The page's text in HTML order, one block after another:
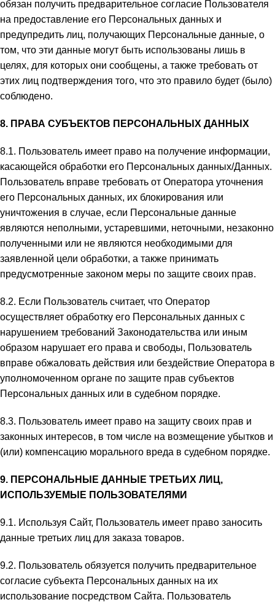
обязан получить предварительное согласие Пользователя
на предоставление его Персональных данных и
предупредить лиц, получающих Персональные данные, о
том, что эти данные могут быть использованы лишь в
целях, для которых они сообщены, а также требовать от
этих лиц подтверждения того, что это правило будет (было)
соблюдено.
8. ПРАВА СУБЪЕКТОВ ПЕРСОНАЛЬНЫХ ДАННЫХ
8.1. Пользователь имеет право на получение информации,
касающейся обработки его Персональных данных/Данных.
Пользователь вправе требовать от Оператора уточнения
его Персональных данных, их блокирования или
уничтожения в случае, если Персональные данные
являются неполными, устаревшими, неточными, незаконно
полученными или не являются необходимыми для
заявленной цели обработки, а также принимать
предусмотренные законом меры по защите своих прав.
8.2. Если Пользователь считает, что Оператор
осуществляет обработку его Персональных данных с
нарушением требований Законодательства или иным
образом нарушает его права и свободы, Пользователь
вправе обжаловать действия или бездействие Оператора в
уполномоченном органе по защите прав субъектов
Персональных данных или в судебном порядке.
8.3. Пользователь имеет право на защиту своих прав и
законных интересов, в том числе на возмещение убытков и
(или) компенсацию морального вреда в судебном порядке.
9. ПЕРСОНАЛЬНЫЕ ДАННЫЕ ТРЕТЬИХ ЛИЦ,
ИСПОЛЬЗУЕМЫЕ ПОЛЬЗОВАТЕЛЯМИ
9.1. Используя Сайт, Пользователь имеет право заносить
данные третьих лиц для заказа товаров.
9.2. Пользователь обязуется получить предварительное
согласие субъекта Персональных данных на их
использование посредством Сайта. Пользователь